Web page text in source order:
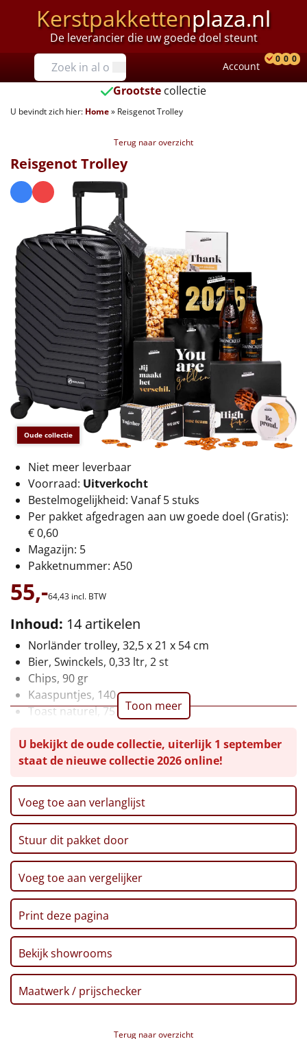
Kerstpakkettenplaza.nl
De leverancier die uw goede doel steunt
Prijzen
Tot €25
€25 tot €35
€40 tot €45
€50 tot €55
€55 tot €75
€75 tot €100
€100 en hoger
Alle kerstpakketten 2026
Thema
Origineel
Rituals
Luxe
Mannen
Vrouwen
Duurzaam
Goedkope
Uniek
Alle thema's
Artikel
Hitster
Pizzarette
Tas
Wake up light
NIEUW
Borrelplank
Warmtekussen
Slowcooker POPULAIR
Account
0 0 0
Grootste collectie
U bevindt zich hier: Home» Reisgenot Trolley
Terug naar overzicht
Oude collectie
Reisgenot Trolley
Niet meer leverbaar
Voorraad: Uitverkocht
Bestelmogelijkheid: Vanaf 5 stuks
Per pakket afgedragen aan uw goede doel (Gratis):
€ 0,60
Magazijn: 5
Pakketnummer: A50
55,-64,43 incl. BTW
Inhoud: 14 artikelen
Norländer trolley, 32,5 x 21 x 54 cm
Bier, Swinckels, 0,33 ltr, 2 st
Chips, 90 gr
Kaaspuntjes, 140 gr
Toast naturel, 75 gr
Mueslirepen fruit, 20 gr, 3 st
Thee selectie, 3 smaken
Verpakt in een feestelijke kerstdoos, 54,5 x 35 x 23,5
cm
Toon meer
U bekijkt de oude collectie, uiterlijk 1 september
staat de nieuwe collectie 2026 online!
Voeg toe aan verlanglijst
Stuur dit pakket door
Voeg toe aan vergelijker
Print deze pagina
Bekijk showrooms
Maatwerk / prijschecker
Terug naar overzicht